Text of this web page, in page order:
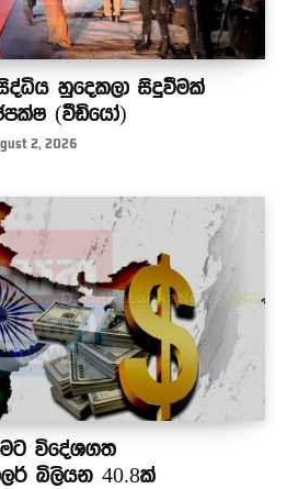
හුදෙකලා සිදුවීමක්
(වීඩියෝ)
2, 2026
විදේශගත
බිලියන 40.8ක්